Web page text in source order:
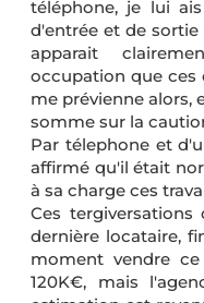
téléphone, je lui
d'entrée et de
apparait
occupation que ces
me prévienne alors,
somme sur la
Par télephone et
affirmé qu'il était
à sa charge ces
Ces
dernière locataire,
moment vendre
120K€, mais